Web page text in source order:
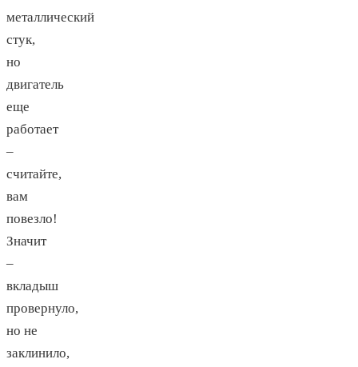
металлический
стук,
но
двигатель
еще
работает
–
считайте,
вам
повезло!
Значит
–
вкладыш
провернуло,
но не
заклинило,